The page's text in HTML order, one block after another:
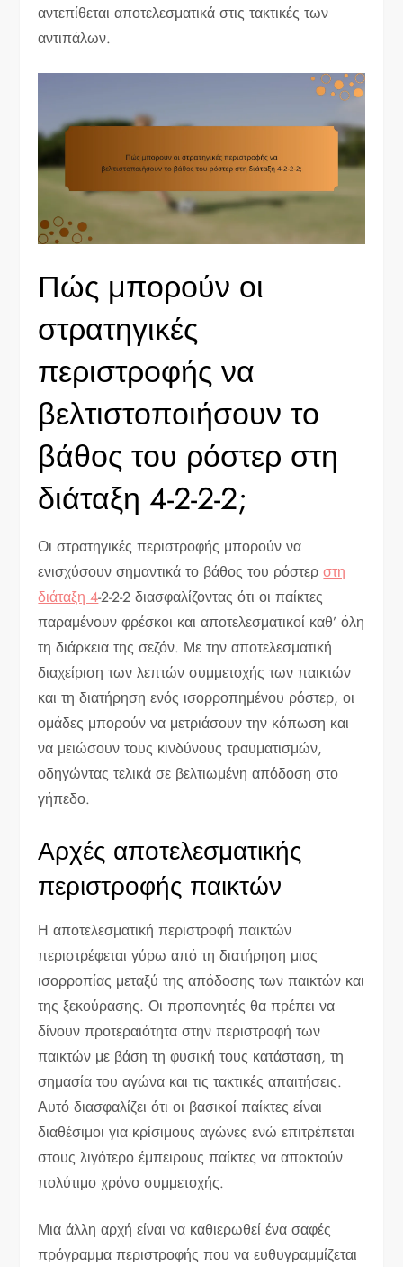
αντεπίθεται αποτελεσματικά στις τακτικές των
αντιπάλων.
Πώς μπορούν οι
στρατηγικές
περιστροφής να
βελτιστοποιήσουν το
βάθος του ρόστερ στη
διάταξη 4-2-2-2;
Οι στρατηγικές περιστροφής μπορούν να
ενισχύσουν σημαντικά το βάθος του ρόστερστη
διάταξη 4-2-2-2 διασφαλίζοντας ότι οι παίκτες
παραμένουν φρέσκοι και αποτελεσματικοί καθ’ όλη
τη διάρκεια της σεζόν. Με την αποτελεσματική
διαχείριση των λεπτών συμμετοχής των παικτών
και τη διατήρηση ενός ισορροπημένου ρόστερ, οι
ομάδες μπορούν να μετριάσουν την κόπωση και
να μειώσουν τους κινδύνους τραυματισμών,
οδηγώντας τελικά σε βελτιωμένη απόδοση στο
γήπεδο.
Αρχές αποτελεσματικής
περιστροφής παικτών
Η αποτελεσματική περιστροφή παικτών
περιστρέφεται γύρω από τη διατήρηση μιας
ισορροπίας μεταξύ της απόδοσης των παικτών και
της ξεκούρασης. Οι προπονητές θα πρέπει να
δίνουν προτεραιότητα στην περιστροφή των
παικτών με βάση τη φυσική τους κατάσταση, τη
σημασία του αγώνα και τις τακτικές απαιτήσεις.
Αυτό διασφαλίζει ότι οι βασικοί παίκτες είναι
διαθέσιμοι για κρίσιμους αγώνες ενώ επιτρέπεται
στους λιγότερο έμπειρους παίκτες να αποκτούν
πολύτιμο χρόνο συμμετοχής.
Μια άλλη αρχή είναι να καθιερωθεί ένα σαφές
πρόγραμμα περιστροφής που να ευθυγραμμίζεται